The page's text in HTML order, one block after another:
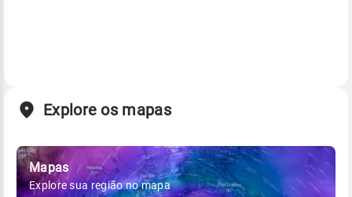
Explore os mapas
Mapas
Explore sua região no mapa